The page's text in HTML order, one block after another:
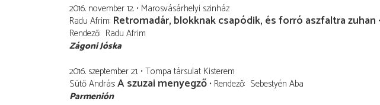
2016. november 12. Marosvásárhelyi szinház
Radu Afrim Retromadár, blokknak csapódik, és forró aszfaltra zuhan
Rendező Radu Afrim
Zágoni Jóska
2016. szeptember 21. Tompa társulat Kisterem
Sütő András A szuzai menyegző Rendező Sebestyén Aba
Parmenión